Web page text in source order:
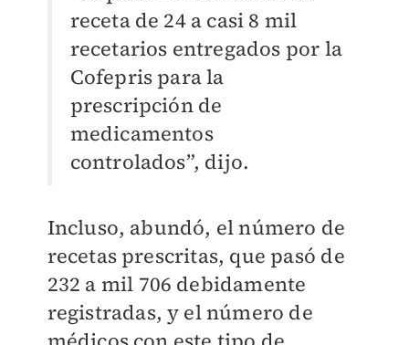
receta de 24 a casi 8 mil
recetarios entregados por la
Cofepris para la
prescripción de
medicamentos
controlados”, dijo.
Incluso, abundó, el número de
recetas prescritas, que pasó de
232 a mil 706 debidamente
registradas, y el número de